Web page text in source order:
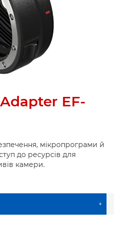
EF-
мікропрограми й
до ресурсів для
камери.
+